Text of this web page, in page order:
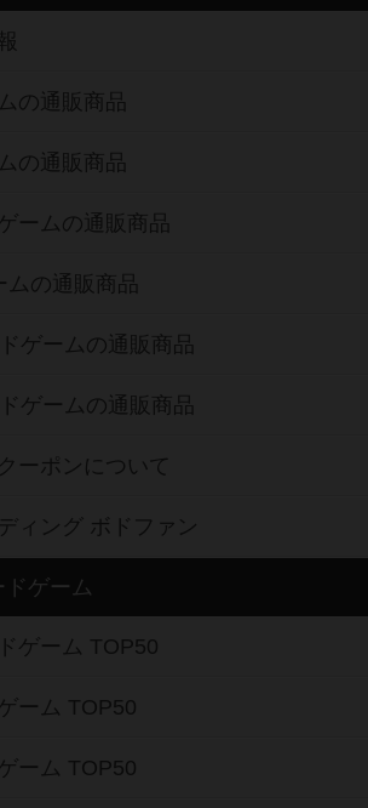
の通販商品
の通販商品
ームの通販商品
ムの通販商品
ゲームの通販商品
ゲームの通販商品
ーポンについて
ィング ボドファン
ゲーム
ゲーム TOP50
ーム TOP50
ーム TOP50